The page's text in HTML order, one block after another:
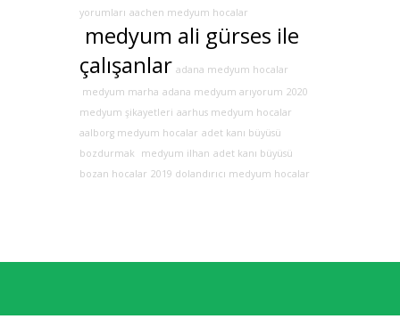
yorumları aachen medyum hocalar
medyum ali gürses ile
çalışanlar adana medyum hocalar
medyum marha adana medyum arıyorum 2020
medyum şikayetleri aarhus medyum hocalar
aalborg medyum hocalar adet kanı büyüsü
bozdurmak
medyum ilhan adet kanı büyüsü
bozan hocalar 2019 dolandırıcı medyum hocalar